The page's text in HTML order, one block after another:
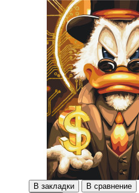
В закладки
В сравнение